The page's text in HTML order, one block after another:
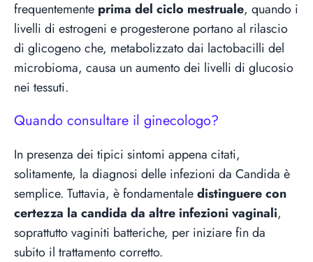
frequentemente prima del ciclo mestruale, quando i
livelli di estrogeni e progesterone portano al rilascio
di glicogeno che, metabolizzato dai lactobacilli del
microbioma, causa un aumento dei livelli di glucosio
nei tessuti.
Quando consultare il ginecologo?
In presenza dei tipici sintomi appena citati,
solitamente, la diagnosi delle infezioni da Candida è
semplice. Tuttavia, è fondamentaledistinguere con
certezza la candida da altre infezioni vaginali,
soprattutto vaginiti batteriche, per iniziare fin da
subito il trattamento corretto.